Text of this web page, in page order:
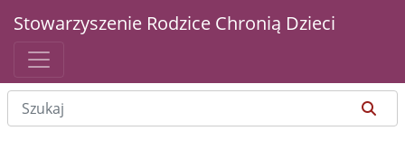
Stowarzyszenie Rodzice Chronią Dzieci